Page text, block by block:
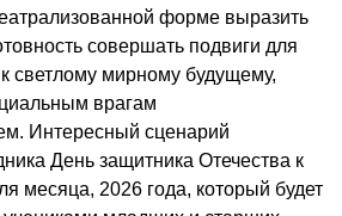
форме выразить
совершать подвиги для
светлому мирному будущему,
врагам
Интересный сценарий
День защитника Отечества к
месяца, 2026 года, который будет